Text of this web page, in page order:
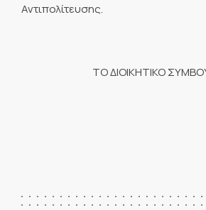
Αντιπολίτευσης.
ΤΟ ΔΙΟΙΚΗΤΙΚΟ